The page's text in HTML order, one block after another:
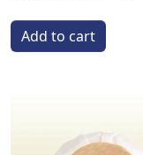
Add to cart